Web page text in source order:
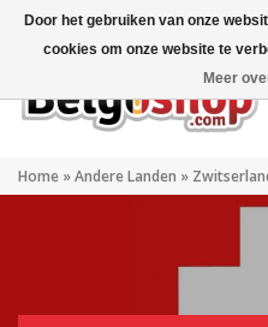
Home »Andere Landen »
Door het gebruiken van onze
cookies om onze website te
Meer